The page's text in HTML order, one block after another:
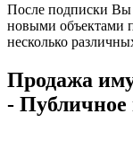
После подписки Вы
новыми объектами
несколько
Продажа
- Публичное